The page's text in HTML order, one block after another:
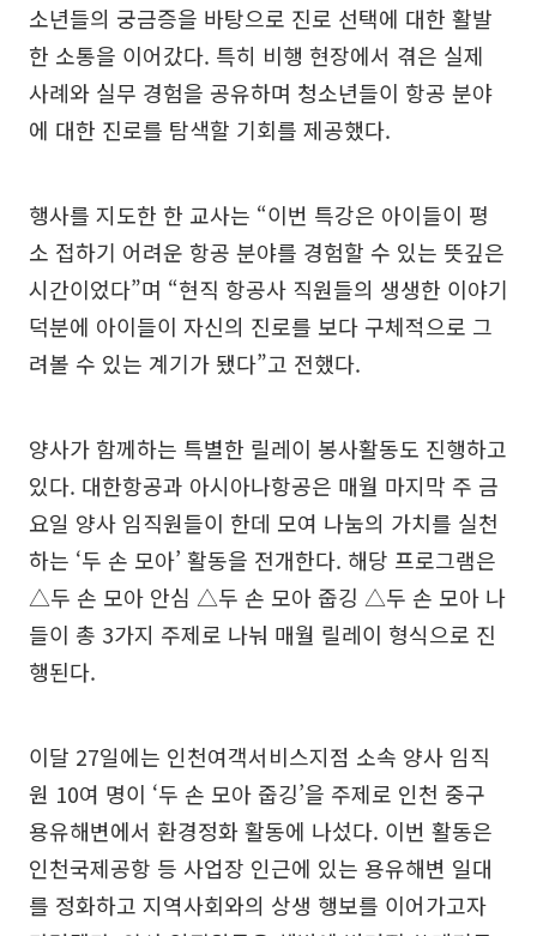
소년들의 궁금증을 바탕으로 진로 선택에 대한 활발
한 소통을 이어갔다. 특히 비행 현장에서 겪은 실제
사례와 실무 경험을 공유하며 청소년들이 항공 분야
에 대한 진로를 탐색할 기회를 제공했다.
행사를 지도한 한 교사는 “이번 특강은 아이들이 평
소 접하기 어려운 항공 분야를 경험할 수 있는 뜻깊은
시간이었다”며 “현직 항공사 직원들의 생생한 이야기
덕분에 아이들이 자신의 진로를 보다 구체적으로 그
려볼 수 있는 계기가 됐다”고 전했다.
양사가 함께하는 특별한 릴레이 봉사활동도 진행하고
있다. 대한항공과 아시아나항공은 매월 마지막 주 금
요일 양사 임직원들이 한데 모여 나눔의 가치를 실천
하는 ‘두 손 모아’ 활동을 전개한다. 해당 프로그램은
△두 손 모아 안심 △두 손 모아 줍깅 △두 손 모아 나
들이 총 3가지 주제로 나눠 매월 릴레이 형식으로 진
행된다.
이달 27일에는 인천여객서비스지점 소속 양사 임직
원 10여 명이 ‘두 손 모아 줍깅’을 주제로 인천 중구
용유해변에서 환경정화 활동에 나섰다. 이번 활동은
인천국제공항 등 사업장 인근에 있는 용유해변 일대
를 정화하고 지역사회와의 상생 행보를 이어가고자